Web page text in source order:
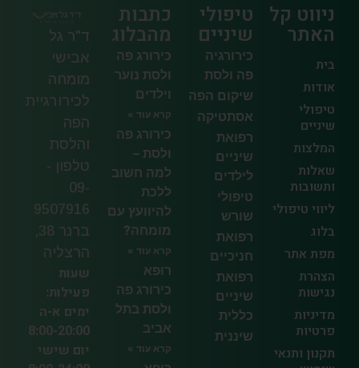
ניווט קל
האתר
בית
אודות
טיפולי
שיניים
המלצות
שאלות
ותשובות
ליווי טיפולי
בלוג
מפת אתר
הצהרת
נגישות
מדיניות
פרטיות
תקנון ותנאי
טיפולי
שיניים
כירורגיה
פה ולסת
שיקום הפה
אסתטיקה
רפואת
שיניים
לילדים
טיפולי
שורש
רפואת
חניכיים
רפואת
שיניים
כללית
שיננית
כתבות
מהבלוג
כירורג פה
ולסת נוער
וילדים
קרא עוד »
כירורג פה
ולסת –
למה חשוב
ללכת
להיוועץ עם
מומחה?
קרא עוד »
רופא
כירורג פה
ולסת בתל
אביב
קרא עוד »
ד"ר גל
אבישי
מומחה
לכירורגיית
הפה
והלסת
טלפון -
09-
9507916
ברנר 38,
הרצליה
שעות
פעילות:
ימים א-ה
8:00-20:00
יום שישי